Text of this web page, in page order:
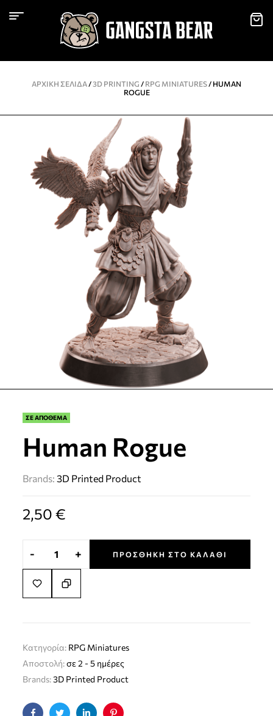
ΑΡΧΙΚΉ ΣΕΛΊΔΑ/3D PRINTING / RPG MINIATURES/ HUMAN
ROGUE
ΣΕ ΑΠΟΘΕΜΑ
Human Rogue
Brands: 3D Printed Product
2,50€
- + ΠΡΟΣΘΉΚΗ ΣΤΟ ΚΑΛΆΘΙ
Κατηγορία: RPG Miniatures
Αποστολή:σε 2 - 5 ημέρες
Brands:3D Printed Product